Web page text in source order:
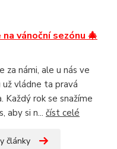
vánoční sezónu 🎄
námi, ale u nás ve
vládne ta pravá
Každý rok se snažíme
aby si n... číst celé
články